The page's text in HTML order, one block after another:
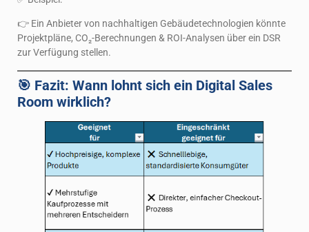
👉 Ein Anbieter von nachhaltigen Gebäudetechnologien könnte
Projektpläne, CO₂-Berechnungen & ROI-Analysen über ein DSR
zur Verfügung stellen.
🎯 Fazit: Wann lohnt sich ein Digital Sales
Room wirklich?